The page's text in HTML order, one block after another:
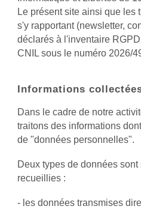
Le présent site ainsi que les
s'y rapportant (newsletter,
déclarés à l'inventaire
CNIL sous le numéro 2026/
Informations
Dans le cadre de notre
traitons des informations
de "données personnelles".
Deux types de données sont
recueillies :
- les données transmises